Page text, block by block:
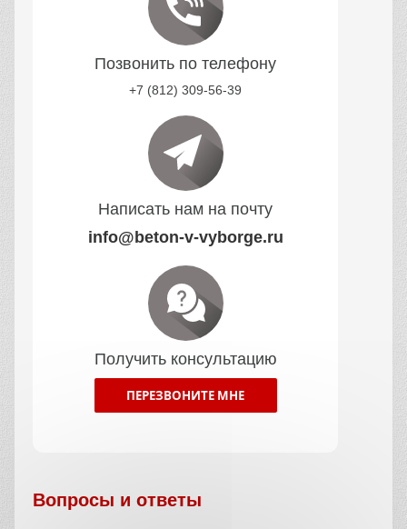
Позвонить по телефону
+7 (812) 309-56-39
Написать нам на почту
info@beton-v-vyborge.ru
Получить консультацию
ПЕРЕЗВОНИТЕ МНЕ
Вопросы и ответы